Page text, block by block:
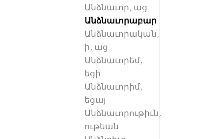
Անձնաւոր, աց
Անձնաւորաբար
Անձնաւորական,
ի, աց
Անձնաւորեմ,
եցի
Անձնաւորիմ,
եցայ
Անձնաւորութիւն,
ութեան